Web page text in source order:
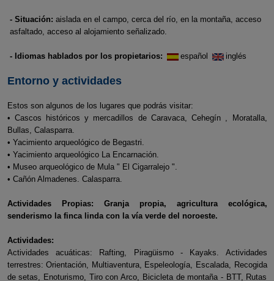
- Situación: aislada en el campo, cerca del río, en la montaña, acceso
asfaltado, acceso al alojamiento señalizado.
- Idiomas hablados por los propietarios: español inglés
Entorno y actividades
Estos son algunos de los lugares que podrás visitar:
• Cascos históricos y mercadillos de Caravaca, Cehegín , Moratalla,
Bullas, Calasparra.
• Yacimiento arqueológico de Begastri.
• Yacimiento arqueológico La Encarnación.
• Museo arqueológico de Mula " El Cigarralejo ".
• Cañón Almadenes. Calasparra.
Actividades Propias: Granja propia, agricultura ecológica,
senderismo la finca linda con la vía verde del noroeste.
Actividades:
Actividades acuáticas: Rafting, Piragüismo - Kayaks. Actividades
terrestres: Orientación, Multiaventura, Espeleología, Escalada, Recogida
de setas, Enoturismo, Tiro con Arco, Bicicleta de montaña - BTT, Rutas